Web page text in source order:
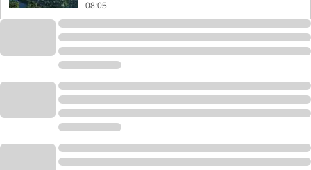
08:05